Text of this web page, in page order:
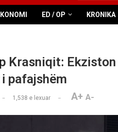
ED / OP KRONIKA
Krasniqit:
pafajshëm
1,538 e lexuar A+ A-